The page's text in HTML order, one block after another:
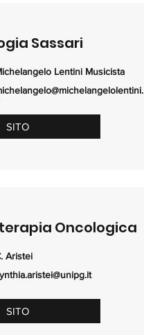
Sassari
Lentini Musicista
SITO
Oncologica
Aristei
SITO